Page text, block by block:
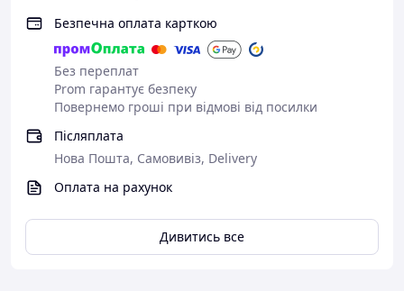
Безпечна оплата карткою
Без переплат
Prom гарантує безпеку
Повернемо гроші при відмові від посилки
Післяплата
Нова Пошта, Самовивіз, Delivery
Оплата на рахунок
Дивитись все